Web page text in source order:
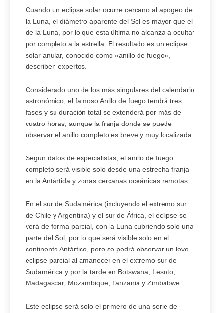
Cuando un eclipse solar ocurre cercano al apogeo de
la Luna, el diámetro aparente del Sol es mayor que el
de la Luna, por lo que esta última no alcanza a ocultar
por completo a la estrella. El resultado es un eclipse
solar anular, conocido como «anillo de fuego»,
describen expertos.
Considerado uno de los más singulares del calendario
astronómico, el famoso Anillo de fuego tendrá tres
fases y su duración total se extenderá por más de
cuatro horas, aunque la franja donde se puede
observar el anillo completo es breve y muy localizada.
Según datos de especialistas, el anillo de fuego
completo será visible solo desde una estrecha franja
en la Antártida y zonas cercanas oceánicas remotas.
En el sur de Sudamérica (incluyendo el extremo sur
de Chile y Argentina) y el sur de África, el eclipse se
verá de forma parcial, con la Luna cubriendo solo una
parte del Sol, por lo que será visible solo en el
continente Antártico, pero se podrá observar un leve
eclipse parcial al amanecer en el extremo sur de
Sudamérica y por la tarde en Botswana, Lesoto,
Madagascar, Mozambique, Tanzania y Zimbabwe.
Este eclipse será solo el primero de una serie de